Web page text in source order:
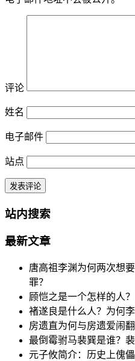
评论
姓名
电子邮件
站点
站内搜索
最新文章
唐高祖李渊为何两次想
罪？
顾恺之是一个怎样的人
褚遂良是什么人？为何
房遗直为何与房遗爱闹
最倒霉驸马裴巽是谁？
元子攸简介：历史上傀